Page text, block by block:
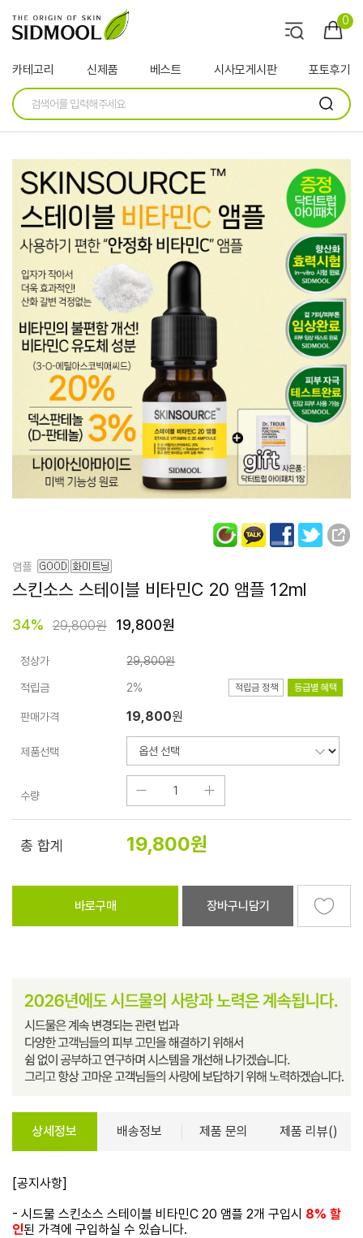
0
카테고리 신제품 베스트 시사모게시판 포토후기
앰플
스킨소스 스테이블 비타민C 20 앰플 12ml
34% 29,800원 19,800원
정상가 29,800원
적립금 2% 적립금 정책 등급별 혜택
판매가격 19,800원
제품선택
수량
총 합계 19,800원
바로구매 장바구니담기
상세정보 배송정보 제품 문의 제품 리뷰()
[공지사항]
- 시드물 스킨소스 스테이블 비타민C 20 앰플 2개 구입시 8% 할
인된 가격에 구입하실 수 있습니다.